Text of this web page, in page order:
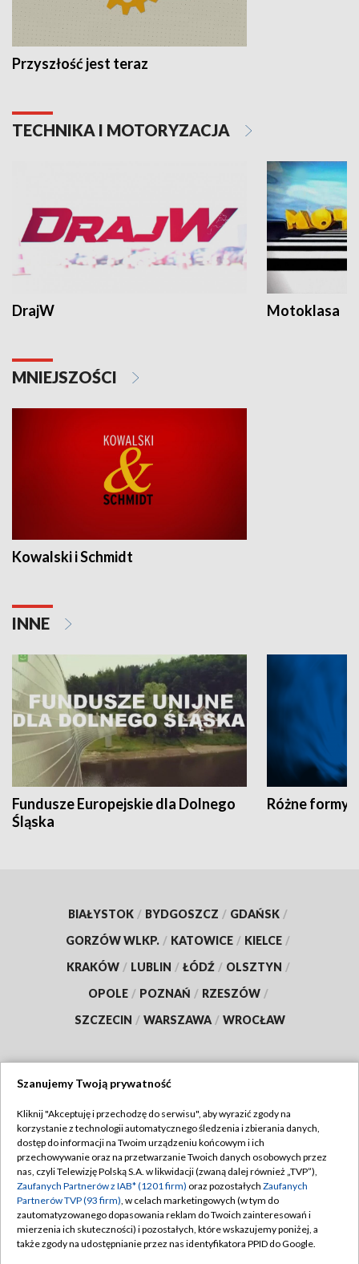
Przyszłość jest teraz
TECHNIKA I MOTORYZACJA
DrajW Motoklasa
MNIEJSZOŚCI
Kowalski i Schmidt
INNE
Fundusze Europejskie dla Dolnego
Śląska
Różne formy
BIAŁYSTOK / BYDGOSZCZ / GDAŃSK /
GORZÓW WLKP. / KATOWICE / KIELCE /
KRAKÓW / LUBLIN / ŁÓDŹ / OLSZTYN /
OPOLE / POZNAŃ / RZESZÓW /
SZCZECIN / WARSZAWA / WROCŁAW
TVP
Abonament TVP
Emisja w TVP
Centrum informacji TVP
Naziemna Telewizja Cyfrowa
Regulamin TVP
Polityka prywatności
Moje zgody
Pomoc
Szanujemy Twoją prywatność
Kliknij "Akceptuję i przechodzę do serwisu", aby wyrazić zgody na
korzystanie z technologii automatycznego śledzenia i zbierania danych,
dostęp do informacji na Twoim urządzeniu końcowym i ich
przechowywanie oraz na przetwarzanie Twoich danych osobowych przez
nas, czyli Telewizję Polską S.A. w likwidacji (zwaną dalej również „TVP”),
Zaufanych Partnerów z IAB* (1201 firm) oraz pozostałych Zaufanych
Partnerów TVP (93 firm), w celach marketingowych (w tym do
zautomatyzowanego dopasowania reklam do Twoich zainteresowań i
mierzenia ich skuteczności) i pozostałych, które wskazujemy poniżej, a
także zgody na udostępnianie przez nas identyfikatora PPID do Google.